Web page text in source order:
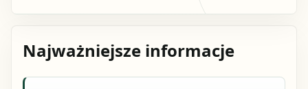
Najważniejsze informacje